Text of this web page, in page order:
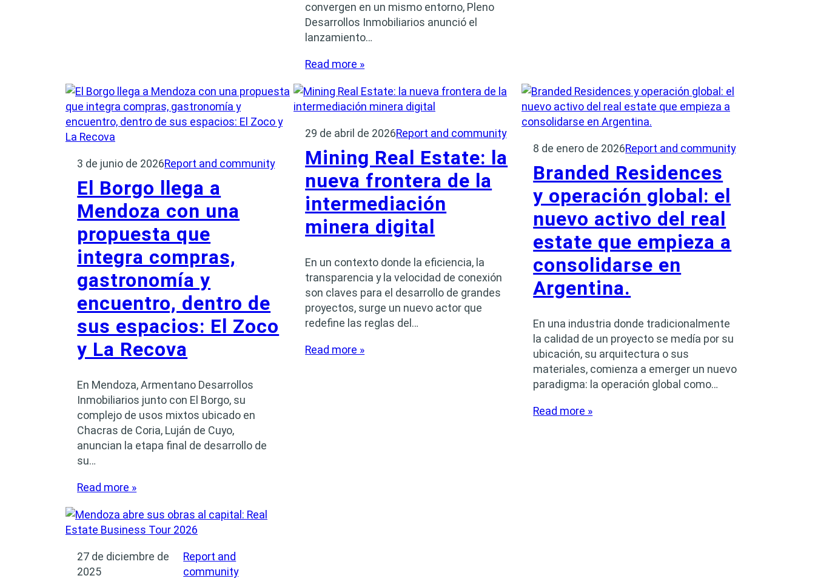
convergen en un mismo entorno, Pleno
Desarrollos Inmobiliarios anunció el
lanzamiento…
Read more »
3 de junio de 2026Report and community
El Borgo llega a
Mendoza con una
propuesta que
integra compras,
gastronomía y
encuentro, dentro de
sus espacios: El Zoco
y La Recova
En Mendoza, Armentano Desarrollos
Inmobiliarios junto con El Borgo, su
complejo de usos mixtos ubicado en
Chacras de Coria, Luján de Cuyo,
anuncian la etapa final de desarrollo de
su…
Read more »
29 de abril de 2026Report and community
Mining Real Estate: la
nueva frontera de la
intermediación
minera digital
En un contexto donde la eficiencia, la
transparencia y la velocidad de conexión
son claves para el desarrollo de grandes
proyectos, surge un nuevo actor que
redefine las reglas del…
Read more »
8 de enero de 2026Report and community
Branded Residences
y operación global: el
nuevo activo del real
estate que empieza a
consolidarse en
Argentina.
En una industria donde tradicionalmente
la calidad de un proyecto se medía por su
ubicación, su arquitectura o sus
materiales, comienza a emerger un nuevo
paradigma: la operación global como…
Read more »
27 de diciembre de
2025
Report and
community